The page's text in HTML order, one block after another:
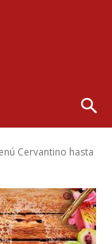
Cervantino hasta